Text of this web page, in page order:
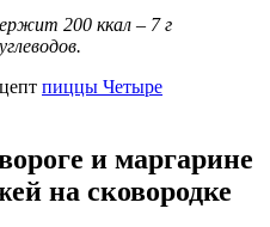
200 ккал – 7 г
пиццы Четыре
и маргарине
на сковородке